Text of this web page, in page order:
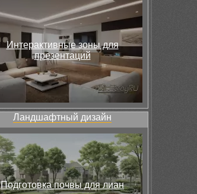
Интерактивные зоны для
презентаций
Ландшафтный дизайн
Подготовка почвы для лиан